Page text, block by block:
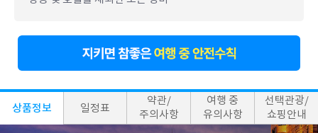
상품정보 일정표
약관/
주의사항
여행 중
유의사항
선택관광/
쇼핑안내